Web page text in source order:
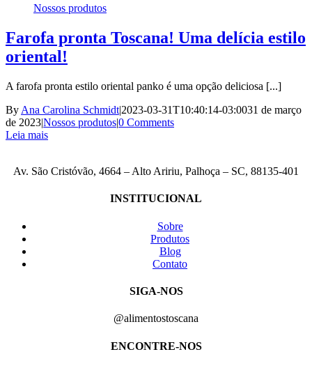
Nossos produtos
Farofa pronta Toscana! Uma delícia estilo
oriental!
A farofa pronta estilo oriental panko é uma opção deliciosa [...]
By Ana Carolina Schmidt|2023-03-31T10:40:14-03:0031 de março
de 2023|Nossos produtos|0 Comments
Leia mais
Av. São Cristóvão, 4664 – Alto Aririu, Palhoça – SC, 88135-401
INSTITUCIONAL
Sobre
Produtos
Blog
Contato
SIGA-NOS
@alimentostoscana
ENCONTRE-NOS